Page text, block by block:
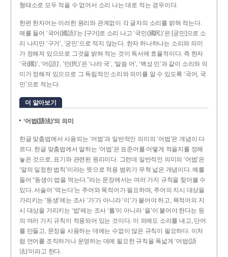
형태소로 모두 적을 수 없어서 소리 나는 대로 적는 경우이다.
한편 한자어는 이러한 원리와 관계없이 각 글자의 소리를 밝혀 적는다.
예를 들어 ‘국어(國語)’는 [구거]로 소리 나고 ‘국민(國民)’은 [궁민]으로 소
리 나지만 ‘구거’, ‘궁민’으로 적지 않는다. 한자 하나하나는 소리와 의미
가 정해져 있으므로 그것을 밝혀 적는 것이 독서에 효율적이다. 즉 한자
‘국(國)’, ‘어(語)’, ‘민(民)’은 ‘나라 국’, ‘말씀 어’, ‘백성 민’과 같이 소리와 의
미가 정해져 있으므로 그 독립적인 소리와 의미를 알 수 있도록 ‘국어, 국
민’으로 적는다.
더 알아보기
‘어법(語法)’의 의미
한글 맞춤법에서 사용되는 ‘어법’과 일반적인 의미의 ‘어법’은 개념이 다
르다. 한글 맞춤법에서 말하는 ‘어법’은 표준어를 어떻게 적을지를 정해
놓은 것으로, 표기와 관련된 원리이다. 그런데 일반적인 의미의 ‘어법’은
‘말의 일정한 법칙’이라는 뜻으로 적용 범위가 무척 넓은 개념이다. 예를
들어 “동생이 밥을 먹는다.”라는 문장에서는 여러 가지 규칙을 찾아볼 수
있다. 서술어 ‘먹는다’는 주어와 목적어가 필요하며, 주어의 지시 대상을
가리키는 ‘동생’에는 조사 ‘가’가 아니라 ‘이’가 붙어야 하고, 목적어의 지
시 대상을 가리키는 ‘밥’에는 조사 ‘를’이 아니라 ‘을’이 붙어야 한다는 등
의 여러 가지 규칙이 적용되어 있는 것이다. 이 외에도 소리를 내고, 단어
를 만들고, 문장을 사용하는 데에는 수없이 많은 규칙이 필요하다. 이처
럼 언어를 조직하거나 운영하는 데에 필요한 규칙을 폭넓게 ‘어법(語
法)’이라고 한다.